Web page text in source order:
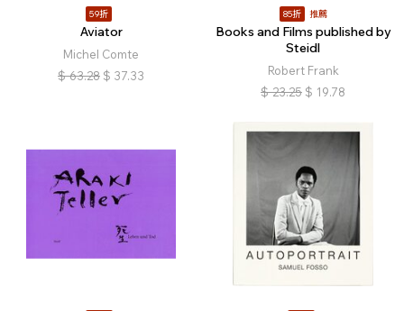
59折
Aviator
Michel Comte
$ 63.28 $ 37.33
85折 推薦
Books and Films published by
Steidl
Robert Frank
$ 23.25 $ 19.78